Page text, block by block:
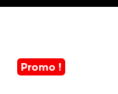
Promo !